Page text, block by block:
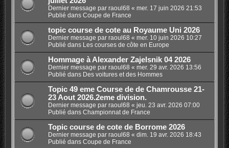
Dernier message par raoul68 « mer. 17 juin 2026 21:53
Publié dans Coupe de France
topic course de cote au Royaume Uni 2026
Dernier message par raoul68 « mer. 10 juin 2026 10:27
Publié dans Les courses de côte en Europe
Hommage à Alexander Zajelsnik 04 2026
Dernier message par raoul68 « mer. 29 avr. 2026 13:56
Publié dans Des voitures et des Hommes
Topic 49 eme Course de de Chamrousse 21-
23 Aout 2026.2eme division.
Dernier message par raoul68 « jeu. 23 avr. 2026 07:00
Publié dans Championnat de France
Topic course de cote de Borrome 2026
Dernier message par raoul68 « dim. 19 avr. 2026 18:43
Publié dans Coupe de France